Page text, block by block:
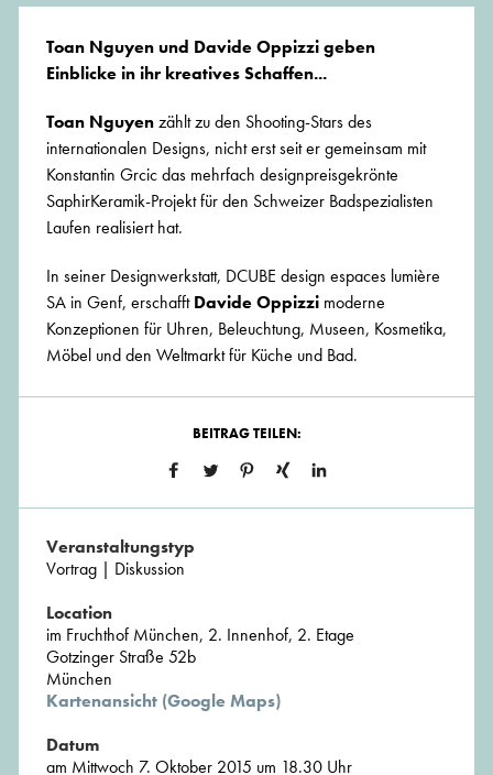
Toan Nguyen und Davide Oppizzi geben
Einblicke in ihr kreatives Schaffen...
Toan Nguyenzählt zu den Shooting-Stars des
internationalen Designs, nicht erst seit er gemeinsam mit
Konstantin Grcic das mehrfach designpreisgekrönte
SaphirKeramik-Projekt für den Schweizer Badspezialisten
Laufen realisiert hat.
In seiner Designwerkstatt, DCUBE design espaces lumière
SA in Genf, erschafftDavide Oppizzi moderne
Konzeptionen für Uhren, Beleuchtung, Museen, Kosmetika,
Möbel und den Weltmarkt für Küche und Bad.
BEITRAG TEILEN:
Veranstaltungstyp
Vortrag | Diskussion
Location
im Fruchthof München, 2. Innenhof, 2. Etage
Gotzinger Straße 52b
München
Kartenansicht (Google Maps)
Datum
am Mittwoch 7. Oktober 2015 um 18.30 Uhr